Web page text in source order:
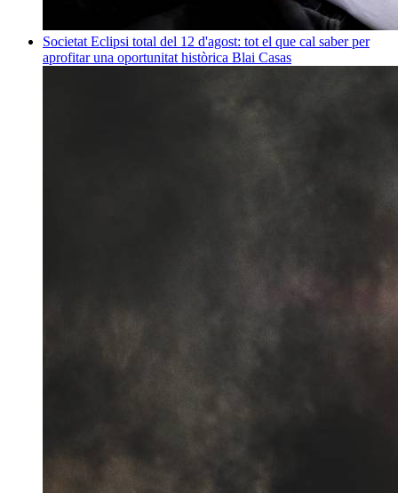
Societat Eclipsi total del 12 d'agost: tot el que cal saber per
aprofitar una oportunitat històrica Blai Casas